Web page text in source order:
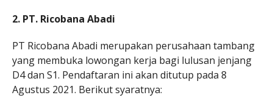
2. PT. Ricobana Abadi
PT Ricobana Abadi merupakan perusahaan tambang
yang membuka lowongan kerja bagi lulusan jenjang
D4 dan S1. Pendaftaran ini akan ditutup pada 8
Agustus 2021. Berikut syaratnya: